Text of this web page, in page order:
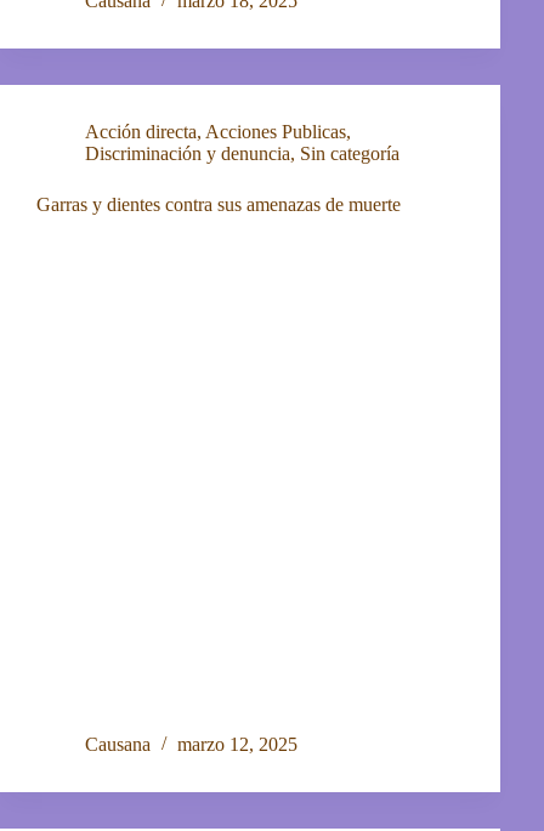
Acción directa, Acciones Publicas,
Discriminación y denuncia, Sin categoría
Garras y dientes contra sus amenazas de muerte
Causana marzo 12, 2025